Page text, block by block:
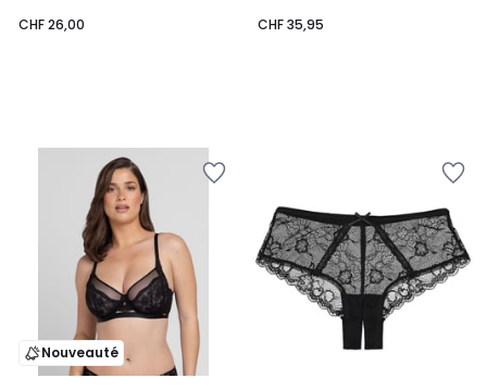
CHF 26,00
CHF 35,95
Nouveauté